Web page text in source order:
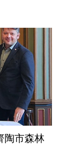
陶市森林